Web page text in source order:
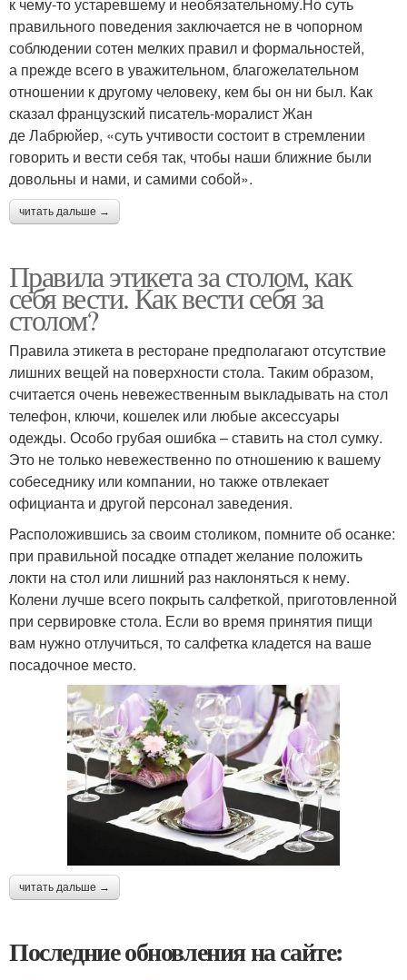
правильного поведения заключается не в чопорном
соблюдении сотен мелких правил и формальностей,
а прежде всего в уважительном, благожелательном
отношении к другому человеку, кем бы он ни был. Как
сказал французский писатель-моралист Жан
де Лабрюйер, «суть учтивости состоит в стремлении
говорить и вести себя так, чтобы наши ближние были
довольны и нами, и самими собой».
читать дальше →
Правила этикета за столом, как
себя вести. Как вести себя за
столом?
Правила этикета в ресторане предполагают отсутствие
лишних вещей на поверхности стола. Таким образом,
считается очень невежественным выкладывать на стол
телефон, ключи, кошелек или любые аксессуары
одежды. Особо грубая ошибка – ставить на стол сумку.
Это не только невежественно по отношению к вашему
собеседнику или компании, но также отвлекает
официанта и другой персонал заведения.
Расположившись за своим столиком, помните об осанке:
при правильной посадке отпадет желание положить
локти на стол или лишний раз наклоняться к нему.
Колени лучше всего покрыть салфеткой, приготовленной
при сервировке стола. Если во время принятия пищи
вам нужно отлучиться, то салфетка кладется на ваше
посадочное место.
читать дальше →
Последние обновления на сайте: